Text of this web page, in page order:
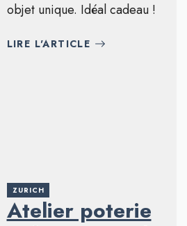
objet unique. Idéal cadeau !
LIRE L'ARTICLE
ZURICH
Atelier poterie